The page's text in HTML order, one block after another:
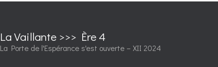
La Vaillante >>> Ère 4
La Porte de l'Espérance s'est ouverte – XII 2024